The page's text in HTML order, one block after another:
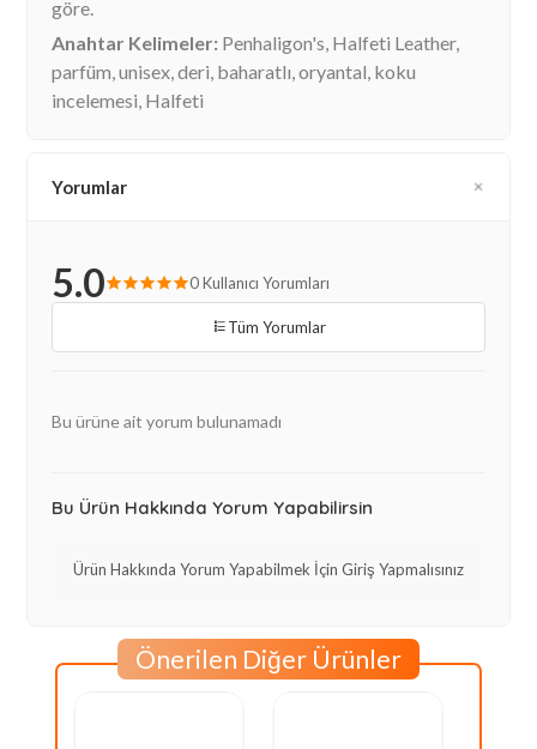
göre.
Anahtar Kelimeler: Penhaligon's, Halfeti Leather,
parfüm, unisex, deri, baharatlı, oryantal, koku
incelemesi, Halfeti
Yorumlar
5.0 0 Kullanıcı Yorumları
Tüm Yorumlar
Bu ürüne ait yorum bulunamadı
Bu Ürün Hakkında Yorum Yapabilirsin
Ürün Hakkında Yorum Yapabilmek İçin Giriş Yapmalısınız
Önerilen Diğer Ürünler